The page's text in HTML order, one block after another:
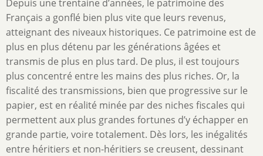
Depuis une trentaine d’années, le patrimoine des
Français a gonflé bien plus vite que leurs revenus,
atteignant des niveaux historiques. Ce patrimoine est de
plus en plus détenu par les générations âgées et
transmis de plus en plus tard. De plus, il est toujours
plus concentré entre les mains des plus riches. Or, la
fiscalité des transmissions, bien que progressive sur le
papier, est en réalité minée par des niches fiscales qui
permettent aux plus grandes fortunes d’y échapper en
grande partie, voire totalement. Dès lors, les inégalités
entre héritiers et non-héritiers se creusent, dessinant